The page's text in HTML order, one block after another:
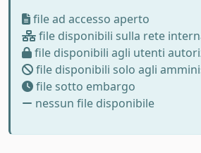
file ad accesso aperto
file disponibili sulla rete
file disponibili agli utenti
file disponibili solo agli
file sotto embargo
nessun file disponibile